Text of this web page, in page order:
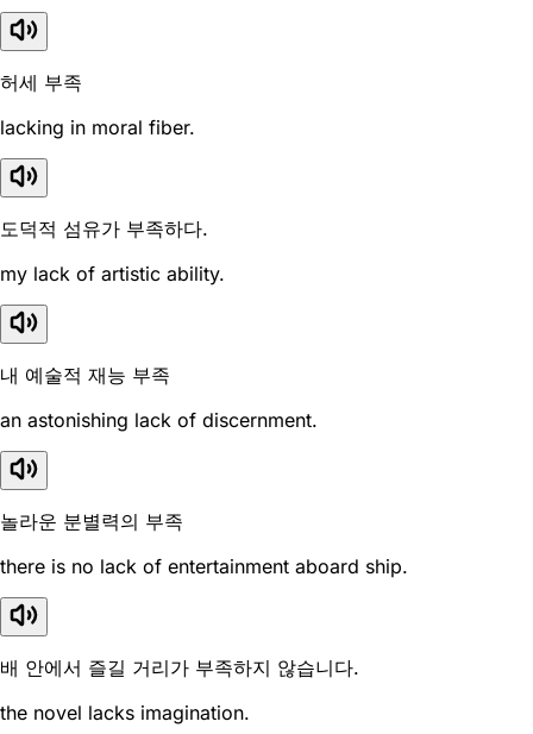
허세 부족
lacking in moral fiber.
도덕적 섬유가 부족하다.
my lack of artistic ability.
내 예술적 재능 부족
an astonishing lack of discernment.
놀라운 분별력의 부족
there is no lack of entertainment aboard ship.
배 안에서 즐길 거리가 부족하지 않습니다.
the novel lacks imagination.